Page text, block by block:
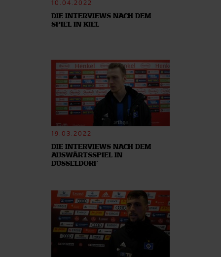
10.04.2022
DIE INTERVIEWS NACH DEM
SPIEL IN KIEL
19.03.2022
DIE INTERVIEWS NACH DEM
AUSWÄRTSSPIEL IN
DÜSSELDORF